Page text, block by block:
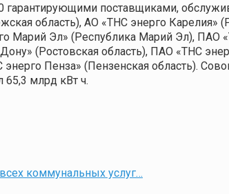
гарантирующими поставщиками,
область), АО «ТНС энерго Карелия»
Марий Эл» (Республика Марий Эл), ПАО
(Ростовская область), ПАО «ТНС
Пенза» (Пензенская область).
65,3 млрд кВт ч.
коммунальных услуг…